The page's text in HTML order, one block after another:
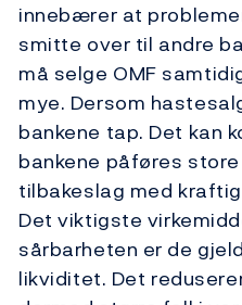
innebærer at
smitte over til andre
må selge OMF
mye. Dersom
bankene tap. Det kan
bankene påføres
tilbakeslag med
Det viktigste
sårbarheten er de
likviditet. Det